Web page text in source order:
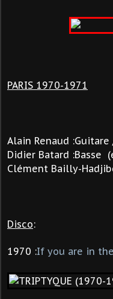
PARIS 1970-1971
Alain Renaud :Guitare
Didier Batard :Basse
Clément Bailly-
Disco:
1970 :If you are in